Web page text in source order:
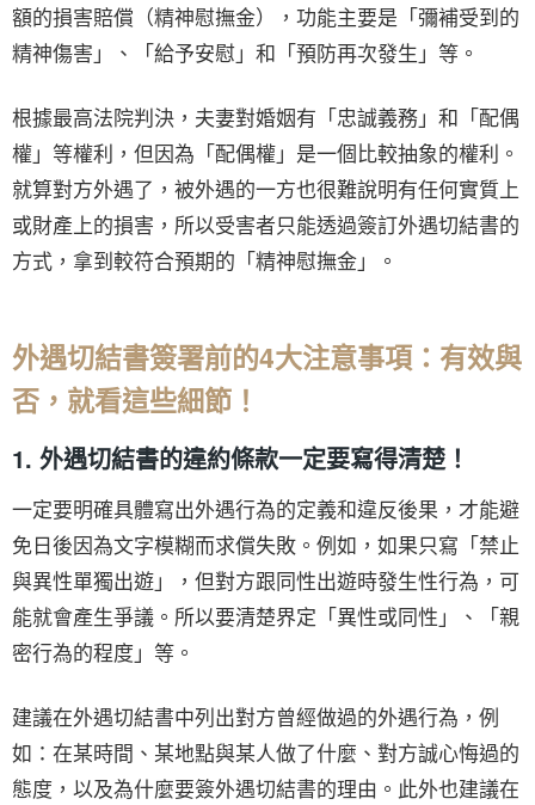
額的損害賠償（精神慰撫金），功能主要是「彌補受到的
精神傷害」、「給予安慰」和「預防再次發生」等。
根據最高法院判決，夫妻對婚姻有「忠誠義務」和「配偶
權」等權利，但因為「配偶權」是一個比較抽象的權利。
就算對方外遇了，被外遇的一方也很難說明有任何實質上
或財產上的損害，所以受害者只能透過簽訂外遇切結書的
方式，拿到較符合預期的「精神慰撫金」。
外遇切結書簽署前的4大注意事項：有效與
否，就看這些細節！
1. 外遇切結書的違約條款一定要寫得清楚！
一定要明確具體寫出外遇行為的定義和違反後果，才能避
免日後因為文字模糊而求償失敗。例如，如果只寫「禁止
與異性單獨出遊」，但對方跟同性出遊時發生性行為，可
能就會產生爭議。所以要清楚界定「異性或同性」、「親
密行為的程度」等。
建議在外遇切結書中列出對方曾經做過的外遇行為，例
如：在某時間、某地點與某人做了什麼、對方誠心悔過的
態度，以及為什麼要簽外遇切結書的理由。此外也建議在